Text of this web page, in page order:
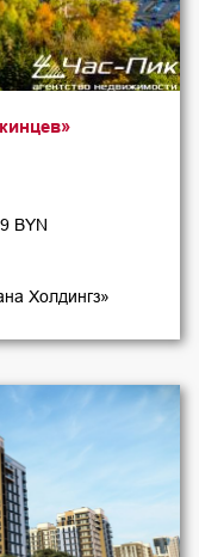
271 089 BYN